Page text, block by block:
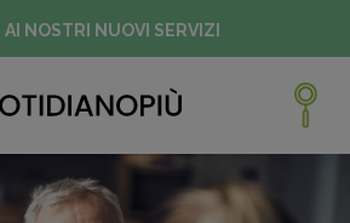
AI NOSTRI NUOVI SERVIZI